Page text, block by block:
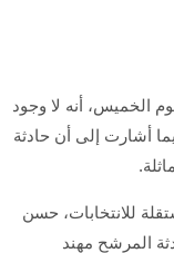
الخميس، أنه لا وجود
أشارت إلى أن حادثة
للانتخابات، حسن
المرشح مهند